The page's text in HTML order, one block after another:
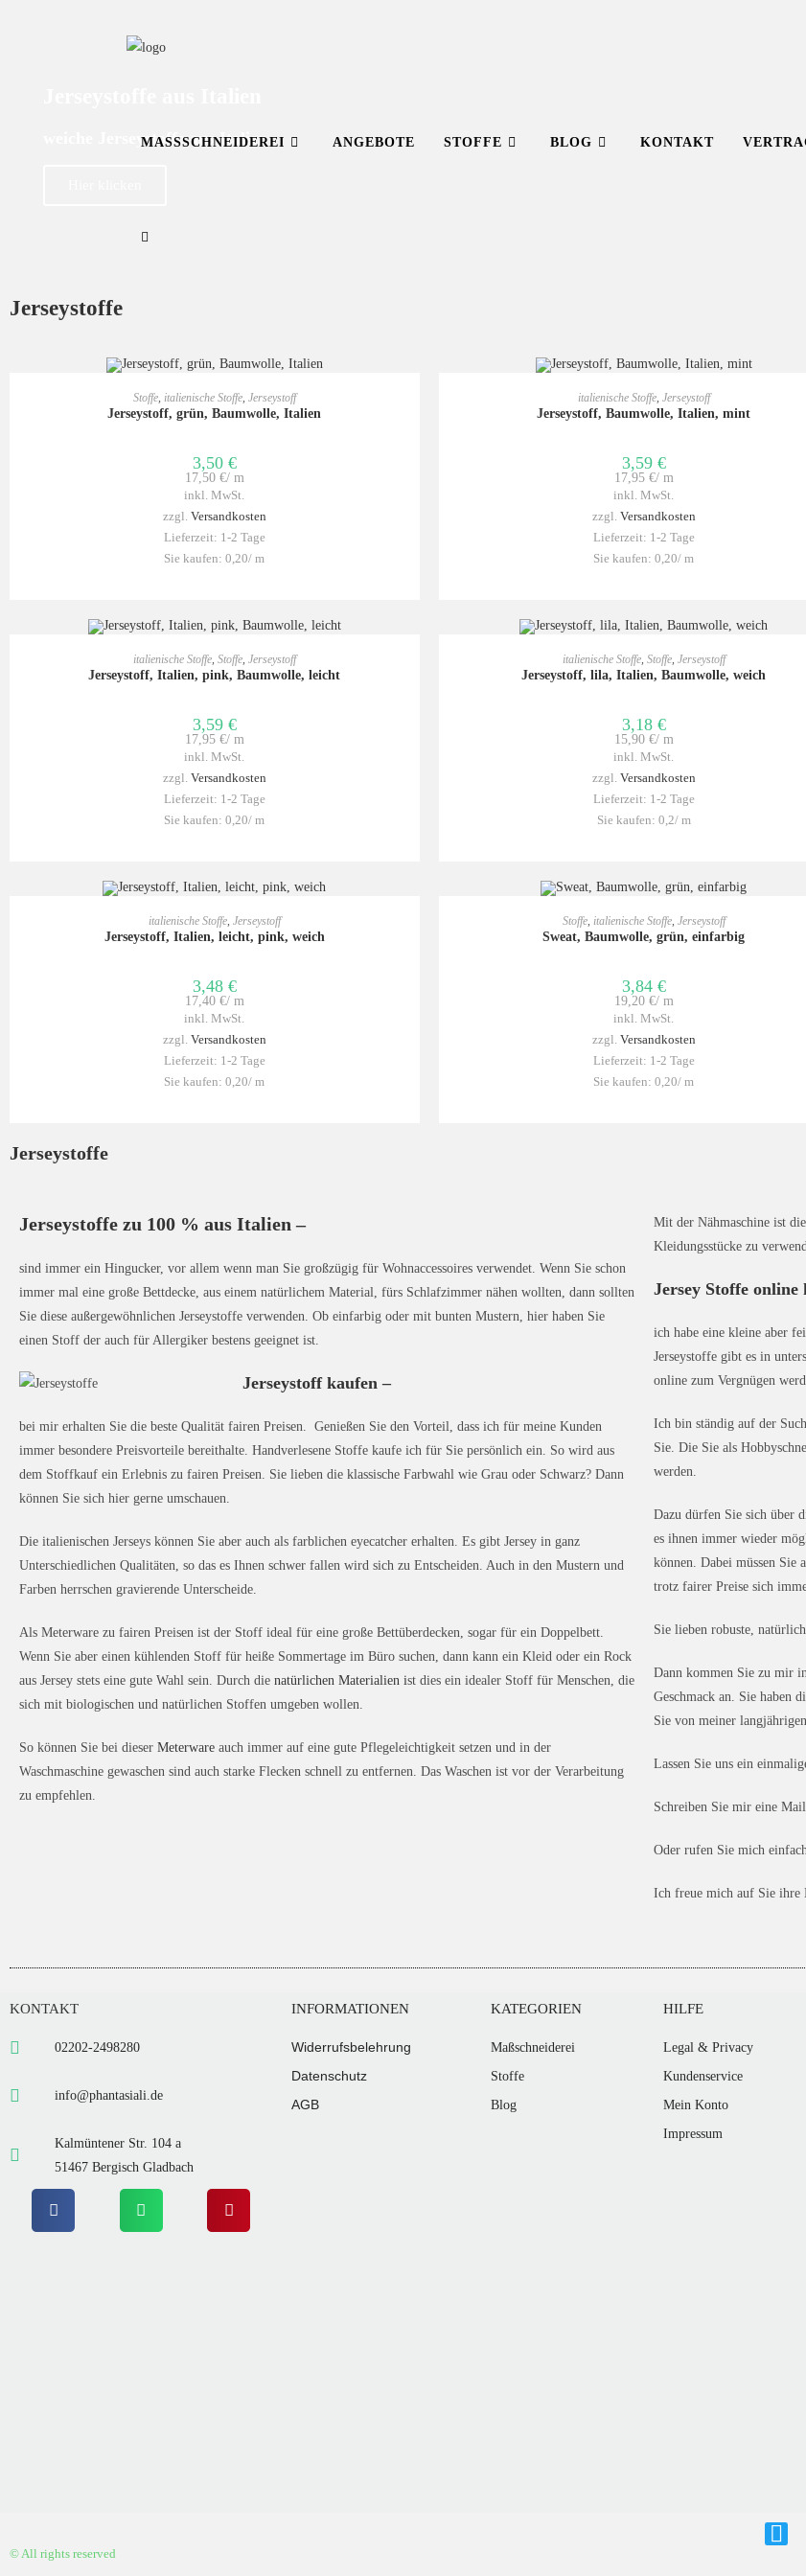
MASSSCHNEIDEREI ANGEBOTE STOFFE BLOG KONTAKT
weiche Jerseystoffe aus Italien
Jerseystoffe
IN DEN WARENKORB
Stoffe, italienische Stoffe, Jerseystoff
Jerseystoff, grün, Baumwolle, Italien
3,50 €
17,50 €/ m
inkl. MwSt.
zzgl. Versandkosten
Lieferzeit: 1-2 Tage
Sie kaufen: 0,20/m
IN DEN WARENKORB
italienische Stoffe, Stoffe, Jerseystoff
Jerseystoff, Italien, pink, Baumwolle, leicht
3,59 €
17,95 €/ m
inkl. MwSt.
zzgl. Versandkosten
Lieferzeit: 1-2 Tage
Sie kaufen: 0,20/m
IN DEN WARENKORB
italienische Stoffe, Jerseystoff
Jerseystoff, Italien, leicht, pink, weich
3,48 €
17,40 €/ m
inkl. MwSt.
zzgl. Versandkosten
Lieferzeit: 1-2 Tage
Sie kaufen: 0,20/m
IN DEN WARENKORB
italienische Stoffe, Jerseystoff
Jerseystoff, Baumwolle, Italien, mint
3,59 €
17,95 €/ m
inkl. MwSt.
zzgl. Versandkosten
Lieferzeit: 1-2 Tage
Sie kaufen: 0,20/m
IN DEN WARENKORB
italienische Stoffe, Stoffe, Jerseystoff
Jerseystoff, lila, Italien, Baumwolle, weich
3,18 €
15,90 €/ m
inkl. MwSt.
zzgl. Versandkosten
Lieferzeit: 1-2 Tage
Sie kaufen: 0,2/ m
IN DEN WARENKORB
Stoffe, italienische Stoffe, Jerseystoff
Sweat, Baumwolle, grün, einfarbig
3,84 €
19,20 €/ m
inkl. MwSt.
zzgl. Versandkosten
Lieferzeit: 1-2 Tage
Sie kaufen: 0,20/m
Jerseystoffe
Jerseystoffe zu 100 % aus Italien –
sind immer ein Hingucker, vor allem wenn man Sie großzügig für Wohnaccessoires verwendet. Wenn Sie schon
immer mal eine große Bettdecke, aus einem natürlichem Material, fürs Schlafzimmer nähen wollten, dann sollten
Sie diese außergewöhnlichen Jerseystoffe verwenden. Ob einfarbig oder mit bunten Mustern, hier haben Sie
einen Stoff der auch für Allergiker bestens geeignet ist.
Jerseystoff kaufen –
bei mir erhalten Sie die beste Qualität fairen Preisen. Genießen Sie den Vorteil, dass ich für meine Kunden
immer besondere Preisvorteile bereithalte. Handverlesene Stoffe kaufe ich für Sie persönlich ein. So wird aus
dem Stoffkauf ein Erlebnis zu fairen Preisen. Sie lieben die klassische Farbwahl wie Grau oder Schwarz? Dann
können Sie sich hier gerne umschauen.
Die italienischen Jerseys können Sie aber auch als farblichen eyecatcher erhalten. Es gibt Jersey in ganz
Unterschiedlichen Qualitäten, so das es Ihnen schwer fallen wird sich zu Entscheiden. Auch in den Mustern und
Farben herrschen gravierende Unterscheide.
Als Meterware zu fairen Preisen ist der Stoff ideal für eine große Bettüberdecken, sogar für ein Doppelbett.
Wenn Sie aber einen kühlenden Stoff für heiße Sommertage im Büro suchen, dann kann ein Kleid oder ein Rock
aus Jersey stets eine gute Wahl sein. Durch die natürlichen Materialien ist dies ein idealer Stoff für Menschen, die
sich mit biologischen und natürlichen Stoffen umgeben wollen.
So können Sie bei dieser Meterware auch immer auf eine gute Pflegeleichtigkeit setzen und in der
Waschmaschine gewaschen sind auch starke Flecken schnell zu entfernen. Das Waschen ist vor der Verarbeitung
zu empfehlen.
Mit der Nähmaschine ist
Kleidungsstücke zu
Jersey Stoffe online
ich habe eine kleine aber
Jerseystoffe gibt es in
online zum Vergnügen
Ich bin ständig auf der
Sie. Die Sie als
werden.
Dazu dürfen Sie sich über
es ihnen immer wieder
können. Dabei müssen Sie
trotz fairer Preise sich
Sie lieben robuste,
Dann kommen Sie zu mir
Geschmack an. Sie haben
Sie von meiner
Lassen Sie uns ein
Schreiben Sie mir eine
Oder rufen Sie mich
Ich freue mich auf Sie ihre
KONTAKT
02202-2498280
info@phantasiali.de
Kalmüntener Str. 104 a
51467 Bergisch Gladbach
INFORMATIONEN
Widerrufsbelehrung
Datenschutz
AGB
KATEGORIEN
Maßschneiderei
Stoffe
Blog
HILFE
Legal & Privacy
Kundenservice
Mein Konto
Impressum
© All rights reserved